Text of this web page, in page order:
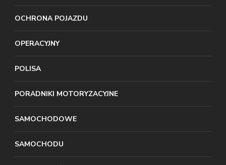
OCHRONA POJAZDU
OPERACYJNY
POLISA
PORADNIKI MOTORYZACYJNE
SAMOCHODOWE
SAMOCHODU